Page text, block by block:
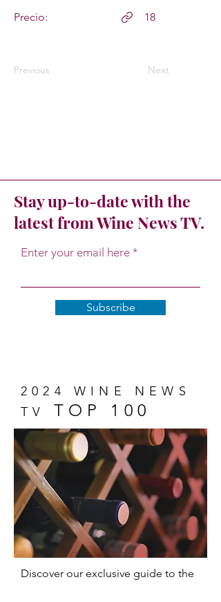
Precio:
Previous
18
Next
Stay up-to-date with the
latest from Wine News TV.
Enter your email here
Subscribe
2024 WINE NEWS
TV TOP 100
Discover our exclusive guide to the